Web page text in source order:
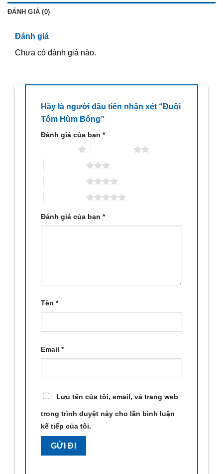
ĐÁNH GIÁ (0)
Đánh giá
Chưa có đánh giá nào.
Hãy là người đầu tiên nhận xét “Đuôi
Tôm Hùm Bông”
Đánh giá của bạn *
Đánh giá của bạn *
Tên *
Email *
Lưu tên của tôi, email, và trang web
trong trình duyệt này cho lần bình luận
kế tiếp của tôi.